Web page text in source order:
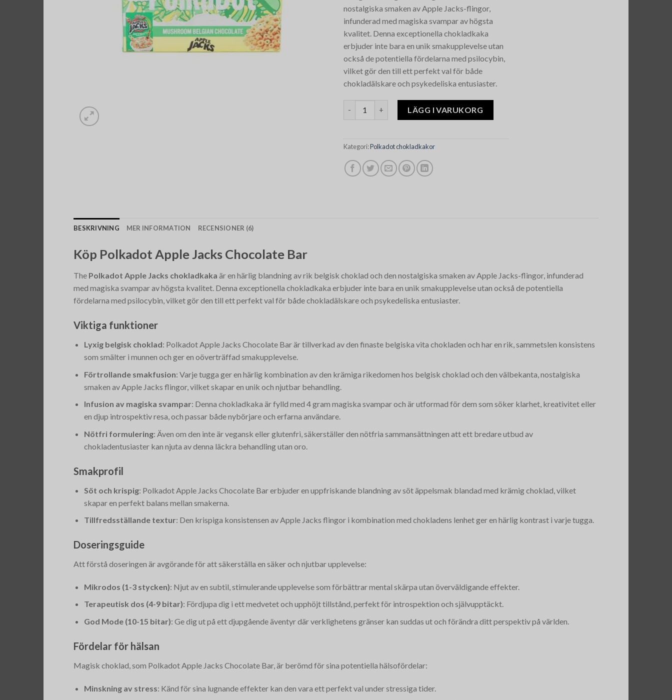
nostalgiska smaken av Apple Jacks-flingor,
infunderad med magiska svampar av högsta
kvalitet. Denna exceptionella chokladkaka
erbjuder inte bara en unik smakupplevelse utan
också de potentiella fördelarna med psilocybin,
vilket gör den till ett perfekt val för både
chokladälskare och psykedeliska entusiaster.
Polkadot Apple Jacks Chocolate Bar mängd
LÄGG I VARUKORG
Kategori:Polkadot chokladkakor
BESKRIVNING MER INFORMATION RECENSIONER (6)
Köp Polkadot Apple Jacks Chocolate Bar
The Polkadot Apple Jacks chokladkaka är en härlig blandning av rik belgisk choklad och den nostalgiska smaken av Apple Jacks-flingor, infunderad
med magiska svampar av högsta kvalitet. Denna exceptionella chokladkaka erbjuder inte bara en unik smakupplevelse utan också de potentiella
fördelarna med psilocybin, vilket gör den till ett perfekt val för både chokladälskare och psykedeliska entusiaster.
Viktiga funktioner
Lyxig belgisk choklad: Polkadot Apple Jacks Chocolate Bar är tillverkad av den finaste belgiska vita chokladen och har en rik, sammetslen konsistens
som smälter i munnen och ger en oöverträffad smakupplevelse.
Förtrollande smakfusion: Varje tugga ger en härlig kombination av den krämiga rikedomen hos belgisk choklad och den välbekanta, nostalgiska
smaken av Apple Jacks flingor, vilket skapar en unik och njutbar behandling.
Infusion av magiska svampar: Denna chokladkaka är fylld med 4 gram magiska svampar och är utformad för dem som söker klarhet, kreativitet eller
en djup introspektiv resa, och passar både nybörjare och erfarna användare.
Nötfri formulering: Även om den inte är vegansk eller glutenfri, säkerställer den nötfria sammansättningen att ett bredare utbud av
chokladentusiaster kan njuta av denna läckra behandling utan oro.
Smakprofil
Söt och krispig: Polkadot Apple Jacks Chocolate Bar erbjuder en uppfriskande blandning av söt äppelsmak blandad med krämig choklad, vilket
skapar en perfekt balans mellan smakerna.
Tillfredsställande textur: Den krispiga konsistensen av Apple Jacks flingor i kombination med chokladens lenhet ger en härlig kontrast i varje tugga.
Doseringsguide
Att förstå doseringen är avgörande för att säkerställa en säker och njutbar upplevelse:
Mikrodos (1-3 stycken): Njut av en subtil, stimulerande upplevelse som förbättrar mental skärpa utan överväldigande effekter.
Terapeutisk dos (4-9 bitar): Fördjupa dig i ett medvetet och upphöjt tillstånd, perfekt för introspektion och självupptäckt.
God Mode (10-15 bitar): Ge dig ut på ett djupgående äventyr där verklighetens gränser kan suddas ut och förändra ditt perspektiv på världen.
Fördelar för hälsan
Magisk choklad, som Polkadot Apple Jacks Chocolate Bar, är berömd för sina potentiella hälsofördelar:
Minskning av stress: Känd för sina lugnande effekter kan den vara ett perfekt val under stressiga tider.